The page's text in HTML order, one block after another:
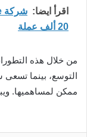
اقرأ ايضا:
20 ألف عملة
من خلال هذه
التوسع، بينما تسعى
ممكن لمساهميها.